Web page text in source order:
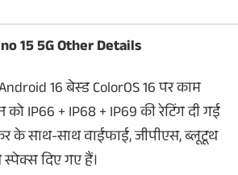
15 5G Other Details
16 बेस्ड ColorOS 16 पर काम
को IP66 + IP68 + IP69 की रेटिंग दी गई
के साथ-साथ वाईफाई, जीपीएस, ब्लूटूथ
दिए गए हैं।